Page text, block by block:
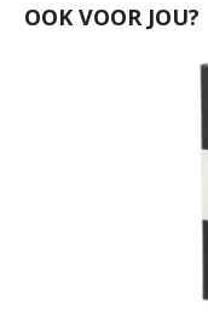
OOK VOOR JOU?